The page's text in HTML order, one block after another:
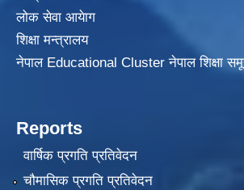
लोक सेवा आयेाग
शिक्षा मन्त्रालय
नेपाल Educational Cluster नेपाल शिक्षा
Reports
वार्षिक प्रगति प्रतिवेदन
चौमासिक प्रगति प्रतिवेदन